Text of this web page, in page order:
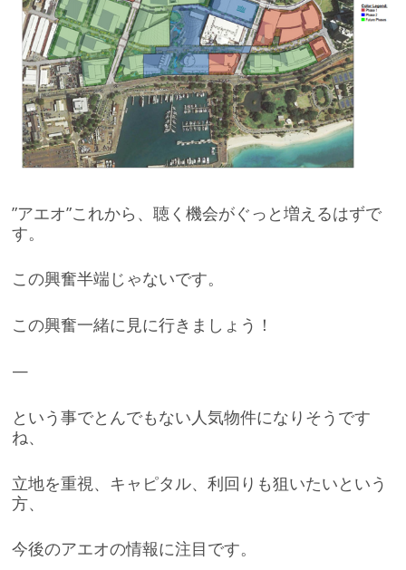
”アエオ”これから、聴く機会がぐっと増えるはずで
す。
この興奮半端じゃないです。
この興奮一緒に見に行きましょう！
—
という事でとんでもない人気物件になりそうです
ね、
立地を重視、キャピタル、利回りも狙いたいという
方、
今後のアエオの情報に注目です。